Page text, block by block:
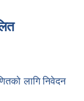
लागि निवेदन